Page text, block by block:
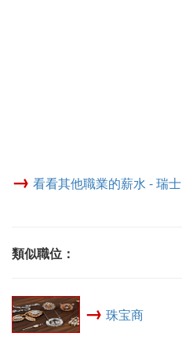
→ 看看其他職業的薪水 - 瑞士
類似職位：
→ 珠宝商